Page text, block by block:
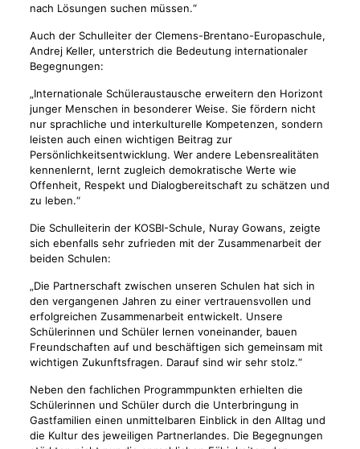
nach Lösungen suchen müssen.“
Auch der Schulleiter der Clemens-Brentano-Europaschule,
Andrej Keller, unterstrich die Bedeutung internationaler
Begegnungen:
„Internationale Schüleraustausche erweitern den Horizont
junger Menschen in besonderer Weise. Sie fördern nicht
nur sprachliche und interkulturelle Kompetenzen, sondern
leisten auch einen wichtigen Beitrag zur
Persönlichkeitsentwicklung. Wer andere Lebensrealitäten
kennenlernt, lernt zugleich demokratische Werte wie
Offenheit, Respekt und Dialogbereitschaft zu schätzen und
zu leben.“
Die Schulleiterin der KOSBI-Schule, Nuray Gowans, zeigte
sich ebenfalls sehr zufrieden mit der Zusammenarbeit der
beiden Schulen:
„Die Partnerschaft zwischen unseren Schulen hat sich in
den vergangenen Jahren zu einer vertrauensvollen und
erfolgreichen Zusammenarbeit entwickelt. Unsere
Schülerinnen und Schüler lernen voneinander, bauen
Freundschaften auf und beschäftigen sich gemeinsam mit
wichtigen Zukunftsfragen. Darauf sind wir sehr stolz.“
Neben den fachlichen Programmpunkten erhielten die
Schülerinnen und Schüler durch die Unterbringung in
Gastfamilien einen unmittelbaren Einblick in den Alltag und
die Kultur des jeweiligen Partnerlandes. Die Begegnungen